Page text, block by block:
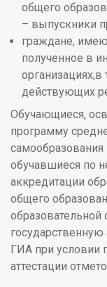
общего
– выпускники
граждане,
полученное в
действующих
Обучающиеся,
программу
самообразования
обучавшиеся по
аккредитации
общего
ГИА при условии
аттестации